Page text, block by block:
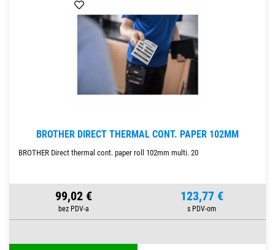
BROTHER DIRECT THERMAL CONT. PAPER 102MM
BROTHER Direct thermal cont. paper roll 102mm multi. 20
99,02 € 123,77 €